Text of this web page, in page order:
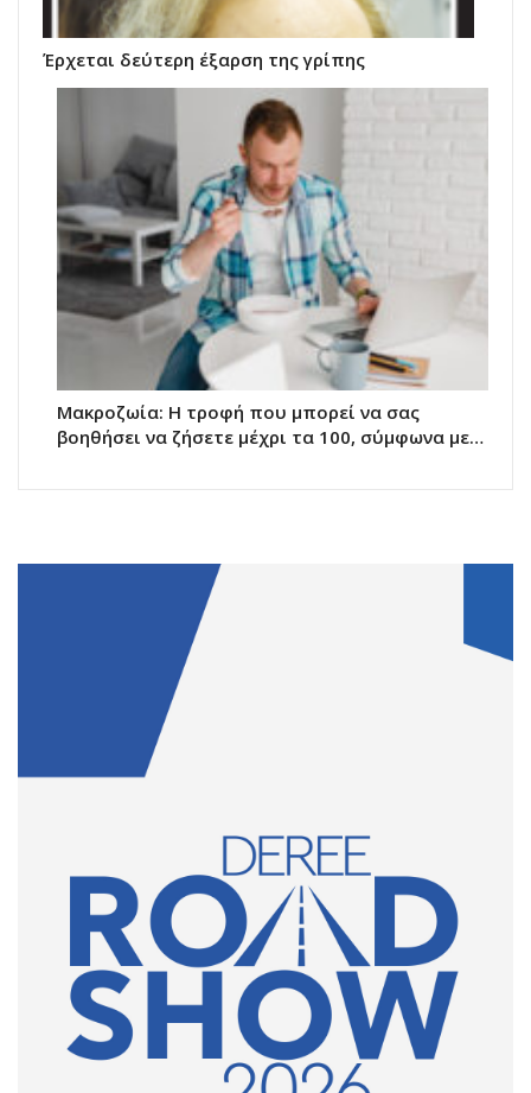
Έρχεται δεύτερη έξαρση της γρίπης
Μακροζωία: Η τροφή που μπορεί να σας
βοηθήσει να ζήσετε μέχρι τα 100, σύμφωνα με…